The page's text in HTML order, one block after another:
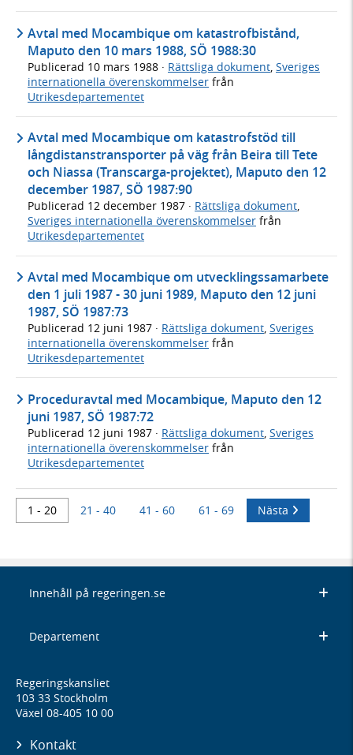
Avtal med Mocambique om katastrofbistånd,
Maputo den 10 mars 1988, SÖ 1988:30
Publicerad 10 mars 1988 · Rättsliga dokument Sveriges
internationella överenskommelser från
Utrikesdepartementet
Avtal med Mocambique om katastrofstöd till
långdistanstransporter på väg från Beira till Tete
och Niassa (Transcarga-projektet), Maputo den 12
december 1987, SÖ 1987:90
Publicerad 12 december 1987 · Rättsliga dokument,
Sveriges internationella överenskommelser från
Utrikesdepartementet
Avtal med Mocambique om utvecklingssamarbete
den 1 juli 1987 - 30 juni 1989, Maputo den 12 juni
1987, SÖ 1987:73
Publicerad 12 juni 1987 · Rättsliga dokument, Sveriges
internationella överenskommelser från
Utrikesdepartementet
Proceduravtal med Mocambique, Maputo den 12
juni 1987, SÖ 1987:72
Publicerad 12 juni 1987 · Rättsliga dokument Sveriges
internationella överenskommelser från
Utrikesdepartementet
1 - 20 21 - 40 41 - 60 61 - 69 Nästa
Innehåll på regeringen.se
Departement
Regeringskansliet
103 33 Stockholm
Växel 08-405 10 00
Kontakt